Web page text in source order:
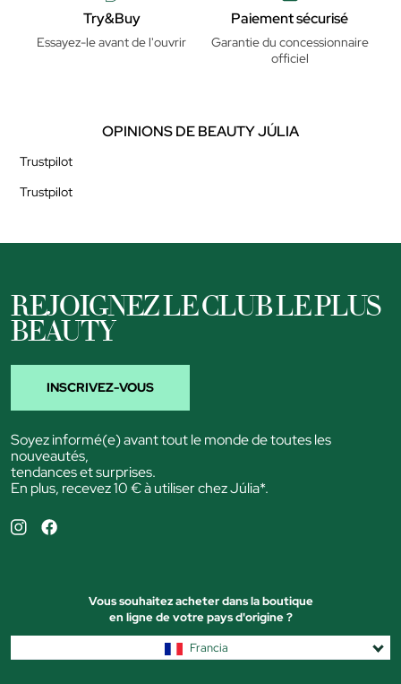
Try&Buy
Essayez-le avant de l'ouvrir
Paiement sécurisé
Garantie du concessionnaire
officiel
OPINIONS DE BEAUTY JÚLIA
Trustpilot
Trustpilot
REJOIGNEZ LE CLUB LE PLUS
BEAUTY
INSCRIVEZ-VOUS
Soyez informé(e) avant tout le monde de toutes les
nouveautés,
tendances et surprises.
En plus, recevez 10 € à utiliser chez Júlia*.
Vous souhaitez acheter dans la boutique
en ligne de votre pays d'origine ?
Francia